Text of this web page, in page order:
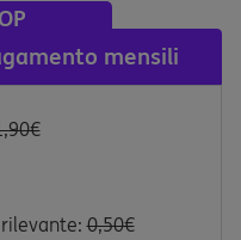
mensili
rilevante:0,50€